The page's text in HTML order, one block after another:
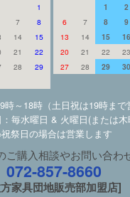
1
7
8
14
15
21
22
28
29
1
2
6
7 8 9
13
14 15 16
20
21 22 23
27
28 29 30
時～18時（土日祝は19時まで
：毎水曜日 & 火曜日(または木
祭日の場合は営業します
ご購入相談やお問い合わ
072-857-8660
家具団地販売部加盟店]